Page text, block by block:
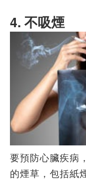
4. 不吸煙
要預防心臟疾病
的煙草，包括紙